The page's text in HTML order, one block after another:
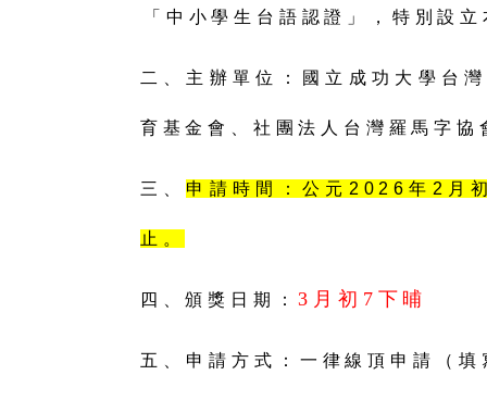
「中小學生台語認證」，特別設
二、主辦單位：國立成功大學台
育基金會、社團法人台灣羅馬字協
三、 申請時間：公元2026年2月
止。
四、頒獎日期：3月初7下晡
五、申請方式：一律線頂申請（